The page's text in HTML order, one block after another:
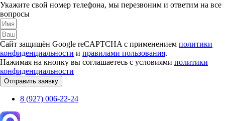
Укажите свой номер телефона, мы перезвоним и ответим на все
вопросы
Сайт защищён Google reCAPTCHA с применением политики
конфиденциальности и правилами пользования.
Нажимая на кнопку вы соглашаетесь с условиями политики
конфиденциальности
Отправить заявку
8 (927) 006-22-24